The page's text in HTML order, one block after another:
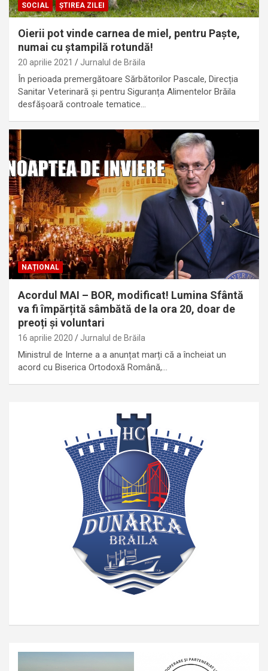
SOCIAL ȘTIREA ZILEI
Oierii pot vinde carnea de miel, pentru Paște,
numai cu ștampilă rotundă!
20 aprilie 2021 Jurnalul de Brăila
În perioada premergătoare Sărbătorilor Pascale, Direcția
Sanitar Veterinară și pentru Siguranța Alimentelor Brăila
desfășoară controale tematice…
NAȚIONAL
Acordul MAI – BOR, modificat! Lumina Sfântă
va fi împărțită sâmbătă de la ora 20, doar de
preoți și voluntari
16 aprilie 2020 Jurnalul de Brăila
Ministrul de Interne a a anunțat marți că a încheiat un
acord cu Biserica Ortodoxă Română,…